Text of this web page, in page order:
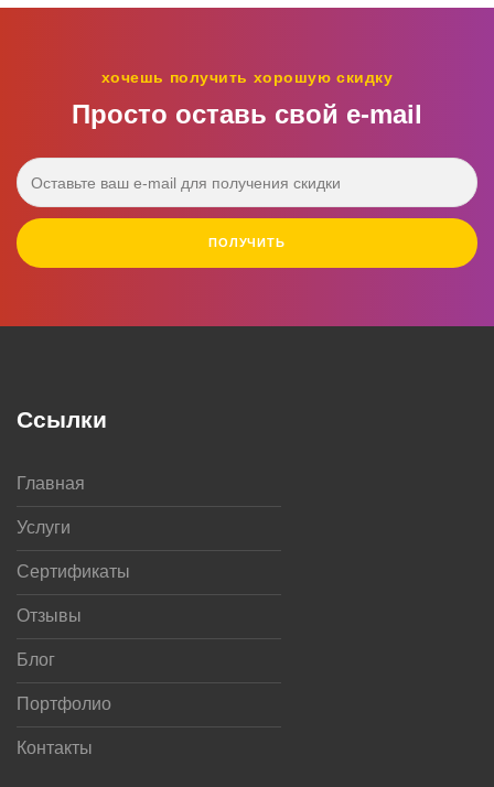
хочешь получить хорошую скидку
Просто оставь свой e‑mail
ПОЛУЧИТЬ
Ссылки
Главная
Услуги
Сертификаты
Отзывы
Блог
Портфолио
Контакты